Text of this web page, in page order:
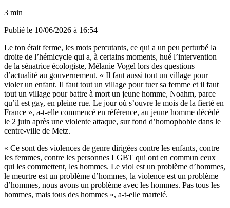
3 min
Publié le 10/06/2026 à 16:54
Le ton était ferme, les mots percutants, ce qui a un peu perturbé la
droite de l’hémicycle qui a, à certains moments, hué l’intervention
de la sénatrice écologiste, Mélanie Vogel lors des questions
d’actualité au gouvernement. « Il faut aussi tout un village pour
violer un enfant. Il faut tout un village pour tuer sa femme et il faut
tout un village pour battre à mort un jeune homme, Noahm, parce
qu’il est gay, en pleine rue. Le jour où s’ouvre le mois de la fierté en
France », a-t-elle commencé en référence, au jeune homme décédé
le 2 juin après une violente attaque, sur fond d’homophobie dans le
centre-ville de Metz.
« Ce sont des violences de genre dirigées contre les enfants, contre
les femmes, contre les personnes LGBT qui ont en commun ceux
qui les commettent, les hommes. Le viol est un problème d’hommes,
le meurtre est un problème d’hommes, la violence est un problème
d’hommes, nous avons un problème avec les hommes. Pas tous les
hommes, mais tous des hommes », a-t-elle martelé.